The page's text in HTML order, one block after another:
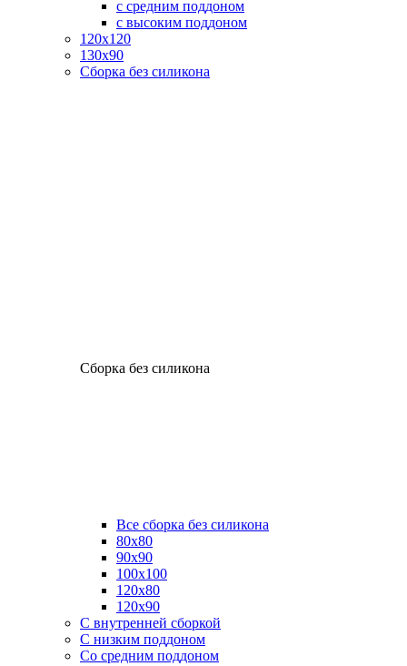
с средним поддоном
с высоким поддоном
120х120
130х90
Сборка без силикона
Сборка без силикона
Все сборка без силикона
80х80
90х90
100х100
120х80
120х90
С внутренней сборкой
C низким поддоном
Со средним поддоном